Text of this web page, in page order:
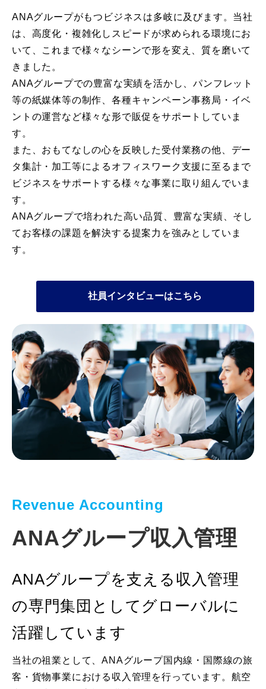
ANAグループがもつビジネスは多岐に及びます。当社
は、高度化・複雑化しスピードが求められる環境にお
いて、これまで様々なシーンで形を変え、質を磨いて
きました。
ANAグループでの豊富な実績を活かし、パンフレット
等の紙媒体等の制作、各種キャンペーン事務局・イベ
ントの運営など様々な形で販促をサポートしていま
す。
また、おもてなしの心を反映した受付業務の他、デー
タ集計・加工等によるオフィスワーク支援に至るまで
ビジネスをサポートする様々な事業に取り組んでいま
す。
ANAグループで培われた高い品質、豊富な実績、そし
てお客様の課題を解決する提案力を強みとしていま
す。
社員インタビューはこちら
Revenue Accounting
ANAグループ収入管理
ANAグループを支える収入管理
の専門集団としてグローバルに
活躍しています
当社の祖業として、ANAグループ国内線・国際線の旅
客・貨物事業における収入管理を行っています。航空